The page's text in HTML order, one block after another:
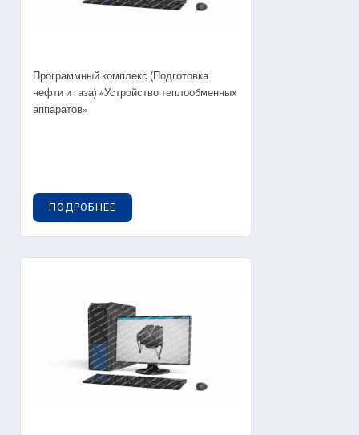
Программный комплекс (Подготовка
нефти и газа) «Устройство теплообменных
аппаратов»
ПОДРОБНЕЕ